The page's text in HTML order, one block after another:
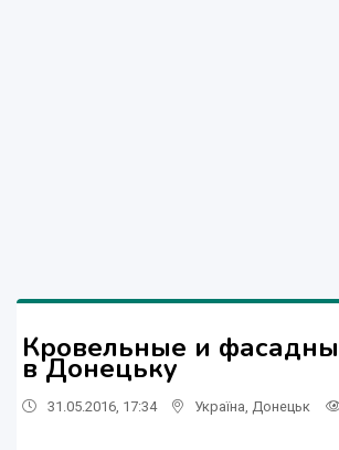
Кровельные и
в Донецьку
31.05.2016, 17:34 Україна Донецьк